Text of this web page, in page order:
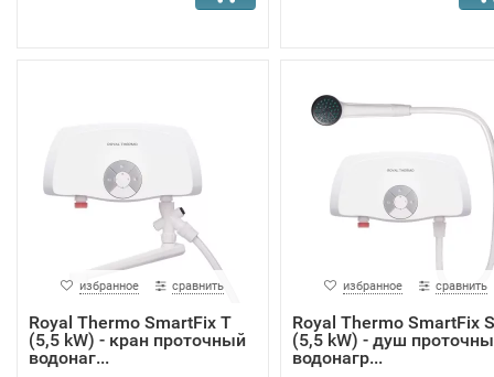
избранное сравнить
Royal Thermo SmartFix T
(5,5 kW) - кран проточный
водонаг...
избранное сравнить
Royal Thermo SmartFix S
(5,5 kW) - душ
водонагр...